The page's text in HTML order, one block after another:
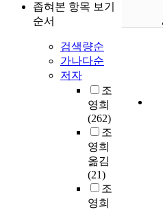
좁혀본 항목 보기
순서
검색량순
가나다순
저자
조
영희
(262)
조
영희
옮김
(21)
조
영희